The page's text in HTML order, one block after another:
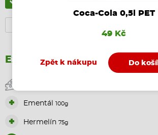
Extra ingredience
Ementál 100g
Hermelín 75g
Coca-Cola 0,5l PET
49 Kč
Zpět k nákupu Do